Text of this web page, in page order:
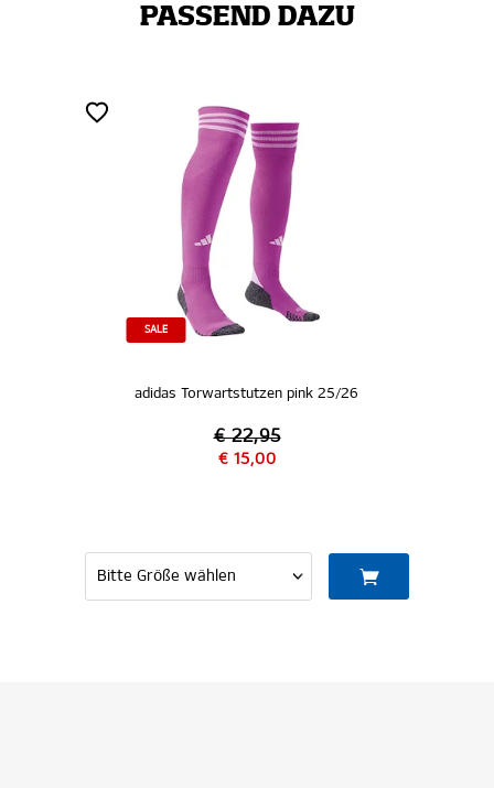
PASSEND DAZU
SALE
adidas Torwartstutzen pink 25/26
€ 22,95
€ 15,00